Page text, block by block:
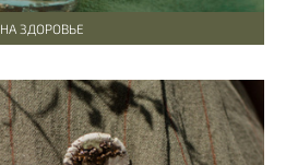
НА ЗДОРОВЬЕ